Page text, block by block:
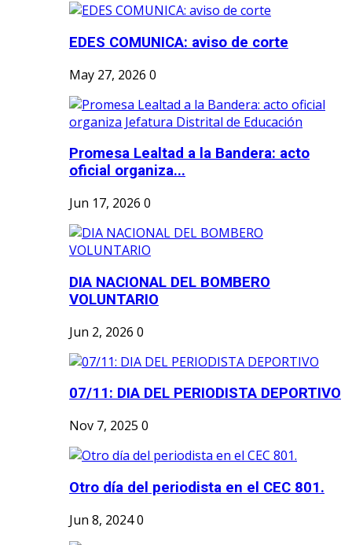
EDES COMUNICA: aviso de corte
May 27, 2026 0
Promesa Lealtad a la Bandera: acto
oficial organiza...
Jun 17, 2026 0
DIA NACIONAL DEL BOMBERO
VOLUNTARIO
Jun 2, 2026 0
07/11: DIA DEL PERIODISTA DEPORTIVO
Nov 7, 2025 0
Otro día del periodista en el CEC 801.
Jun 8, 20240